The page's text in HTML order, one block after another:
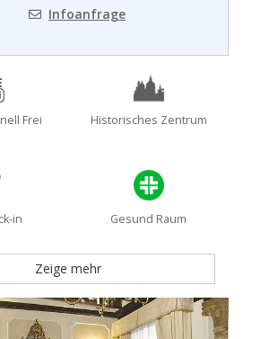
Infoanfrage
Frei Historisches Zentrum
in Gesund Raum
Zeige mehr